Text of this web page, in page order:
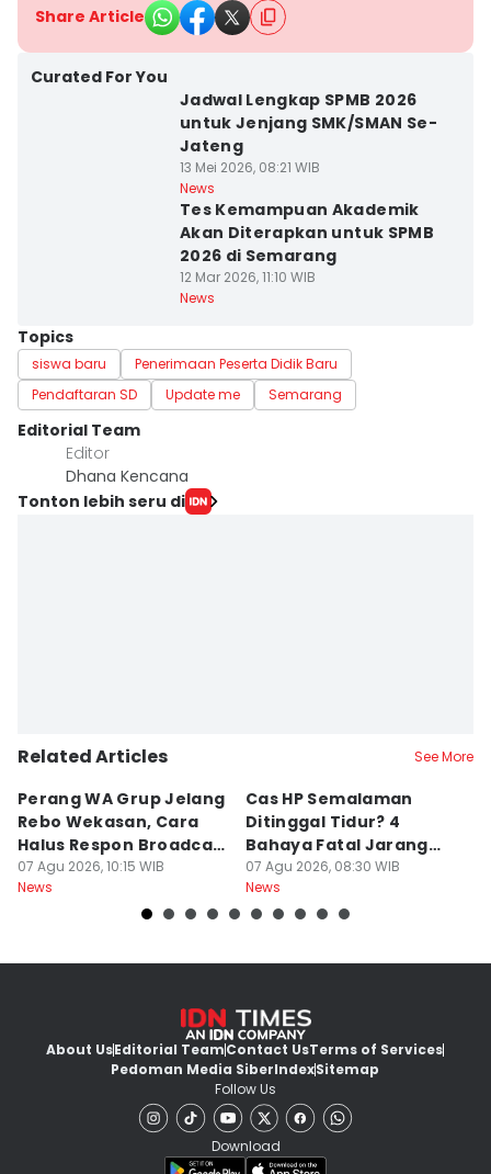
Share Article
Curated For You
Jadwal Lengkap SPMB 2026
untuk Jenjang SMK/SMAN Se-
Jateng
13 Mei 2026, 08:21 WIB
News
Tes Kemampuan Akademik
Akan Diterapkan untuk SPMB
2026 di Semarang
12 Mar 2026, 11:10 WIB
News
Topics
siswa baru
Penerimaan Peserta Didik Baru
Pendaftaran SD
Update me Semarang
Editorial Team
Editor
Dhana Kencana
Tonton lebih seru di
Related Articles See More
Perang WA Grup Jelang
Rebo Wekasan, Cara
Halus Respon Broadcast
Parno
07 Agu 2026, 10:15 WIB
News
Cas HP Semalaman
Ditinggal Tidur? 4
Bahaya Fatal Jarang
Disadari Pekerja Kantor
07 Agu 2026, 08:30 WIB
News
About UsEditorial TeamContact UsTerms of Services
Pedoman Media SiberIndexSitemap
Follow Us
Download